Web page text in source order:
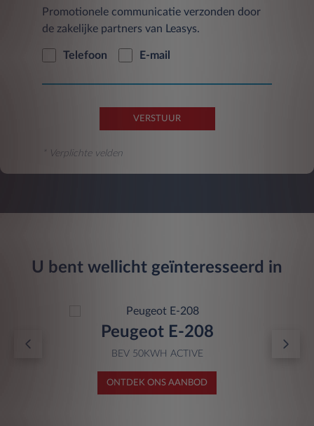
Promotionele communicatie verzonden door
de zakelijke partners van Leasys.
Telefoon E-mail
VERSTUUR
* Verplichte velden
U bent wellicht geïnteresseerd in
Peugeot E-208
BEV 50KWH ACTIVE
ONTDEK ONS AANBOD